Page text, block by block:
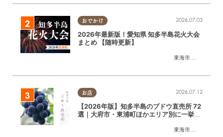
おでかけ
東海市大府市
2026.07.03
2026年最新版！愛知県 知多半島花火大会
まとめ 【随時更新】
お店
東海市大府市
2026.07.12
【2026年版】知多半島のブドウ直売所 72
選｜大府市・東浦町ほかエリア別に一挙紹